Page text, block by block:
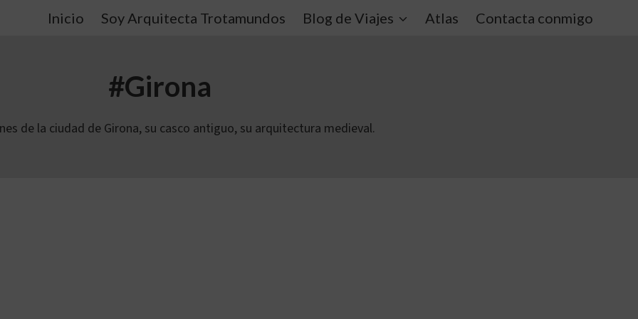
Inicio Soy Arquitecta Trotamundos Blog de Viajes Atlas Contacta conmigo
#Girona
de la ciudad de Girona, su casco antiguo, su arquitectura medieval.